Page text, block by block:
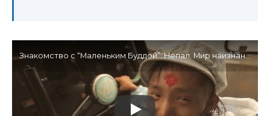
Знакомство с “Маленьким Буддой”. Непал. Мир наизнанку – 4 серия, 8 сезон